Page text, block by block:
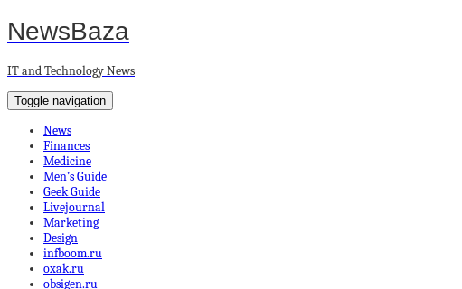
NewsBaza
IT and Technology News
Toggle navigation
News
Finances
Medicine
Men’s Guide
Geek Guide
Livejournal
Marketing
Design
infboom.ru
oxak.ru
obsigen.ru